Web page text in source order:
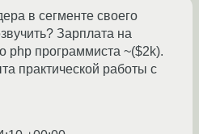
в сегменте своего
Зарплата на
php программиста ~($2k).
практической работы с